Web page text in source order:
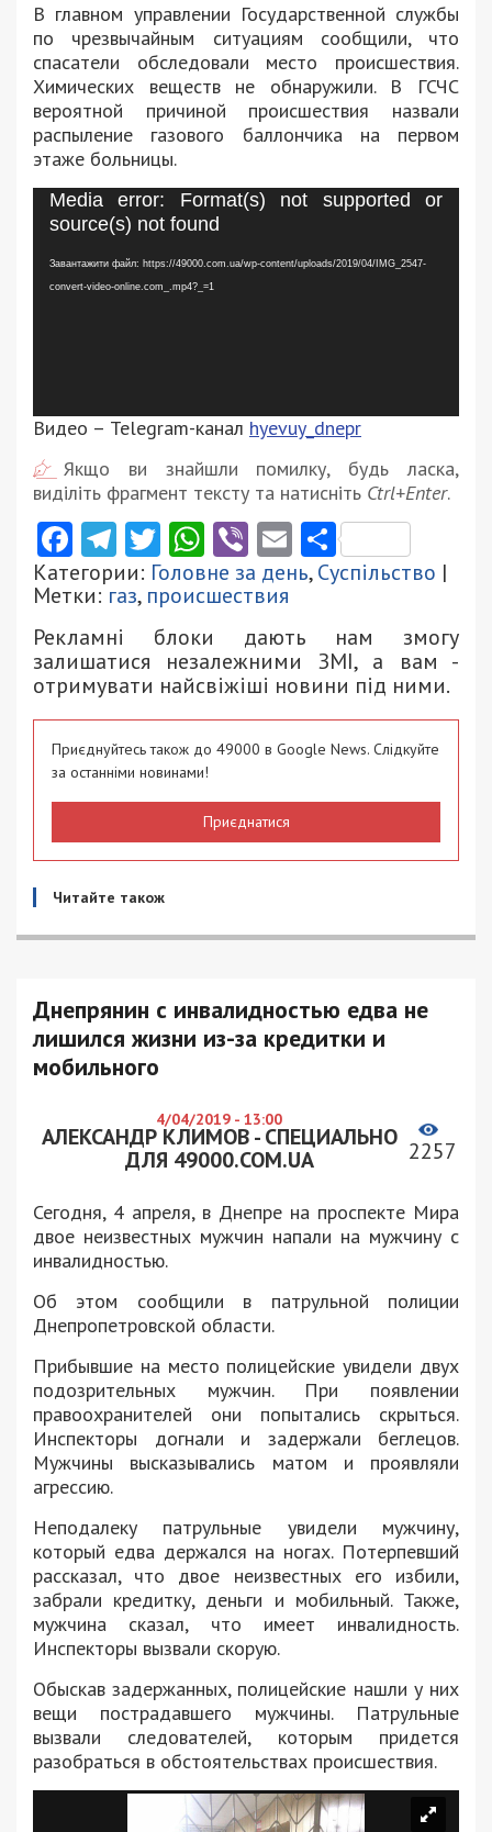
В главном управлении Государственной службы
по чрезвычайным ситуациям сообщили, что
спасатели обследовали место происшествия.
Химических веществ не обнаружили. В ГСЧС
вероятной причиной происшествия назвали
распыление газового баллончика на первом
этаже больницы.
Відеопрогравач
Media error: Format(s) not supported or
source(s) not found
Завантажити файл: https://49000.com.ua/wp-content/uploads/2019/04/IMG_2547-
convert-video-online.com_.mp4?_=1
Видео – Telegram-канал hyevuy_dnepr
Якщо ви знайшли помилку, будь ласка,
виділіть фрагмент тексту та натисніть Ctrl+Enter.
Facebook
Telegram
Twitter
WhatsApp
ViberEmail
Категории: Головне за день,Суспільство |
Метки: газ, происшествия
Рекламні блоки дають нам змогу
залишатися незалежними ЗМІ, а вам -
отримувати найсвіжіші новини під ними.
Приєднуйтесь також до 49000 в Google News. Слідкуйте
за останніми новинами!
Приєднатися
Читайте також
Днепрянин с инвалидностью едва не
лишился жизни из-за кредитки и
мобильного
4/04/2019 - 13:00
АЛЕКСАНДР КЛИМОВ - СПЕЦИАЛЬНО
ДЛЯ 49000.COM.UA
2257
Сегодня, 4 апреля, в Днепре на проспекте Мира
двое неизвестных мужчин напали на мужчину с
инвалидностью.
Об этом сообщили в патрульной полиции
Днепропетровской области.
Прибывшие на место полицейские увидели двух
подозрительных мужчин. При появлении
правоохранителей они попытались скрыться.
Инспекторы догнали и задержали беглецов.
Мужчины высказывались матом и проявляли
агрессию.
Неподалеку патрульные увидели мужчину,
который едва держался на ногах. Потерпевший
рассказал, что двое неизвестных его избили,
забрали кредитку, деньги и мобильный. Также,
мужчина сказал, что имеет инвалидность.
Инспекторы вызвали скорую.
Обыскав задержанных, полицейские нашли у них
вещи пострадавшего мужчины. Патрульные
вызвали следователей, которым придется
разобраться в обстоятельствах происшествия.